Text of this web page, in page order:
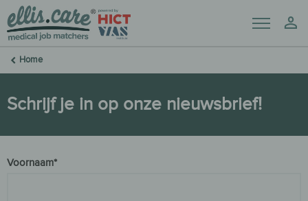
Menu
Home
Schrijf je in op onze nieuwsbrief!
Voornaam*